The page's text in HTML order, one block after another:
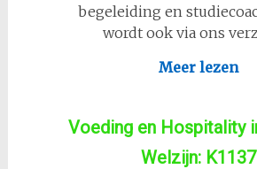
begeleiding en
wordt ook via ons
Meer lezen
Voeding en Hospitality
Welzijn: K1137